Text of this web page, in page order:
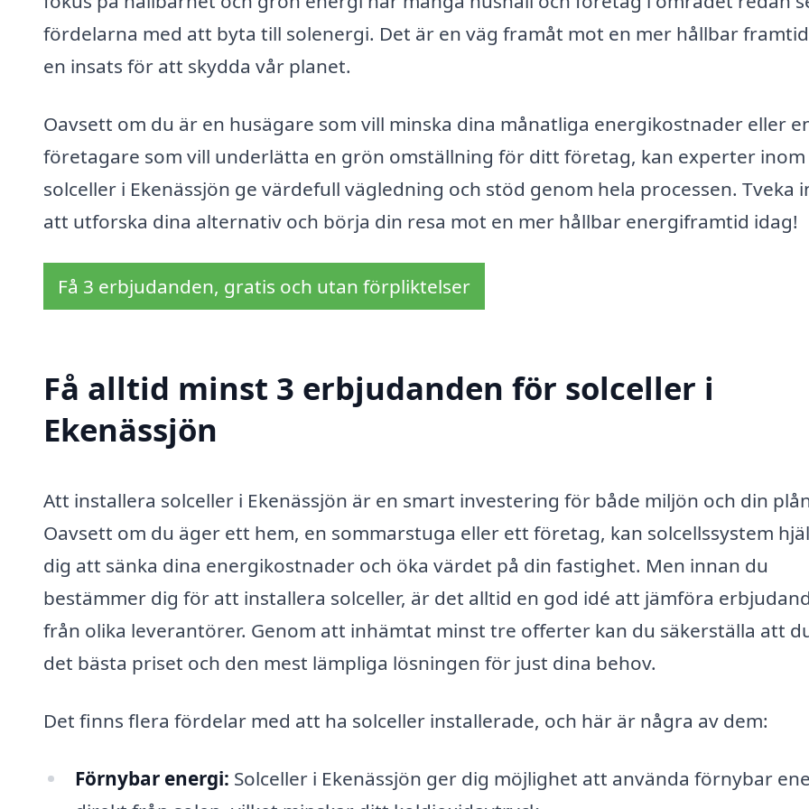
fördelarna med att byta till solenergi. Det är en väg framåt mot en mer hållbar
en insats för att skydda vår planet.
Oavsett om du är en husägare som vill minska dina månatliga energikostnader eller
företagare som vill underlätta en grön omställning för ditt företag, kan experter inom
solceller i Ekenässjön ge värdefull vägledning och stöd genom hela processen. Tveka
att utforska dina alternativ och börja din resa mot en mer hållbar energiframtid idag!
Få 3 erbjudanden, gratis och utan förpliktelser
Få alltid minst 3 erbjudanden för solceller i
Ekenässjön
Att installera solceller i Ekenässjön är en smart investering för både miljön och din
Oavsett om du äger ett hem, en sommarstuga eller ett företag, kan solcellssystem
dig att sänka dina energikostnader och öka värdet på din fastighet. Men innan du
bestämmer dig för att installera solceller, är det alltid en god idé att jämföra
från olika leverantörer. Genom att inhämtat minst tre offerter kan du säkerställa att
det bästa priset och den mest lämpliga lösningen för just dina behov.
Det finns flera fördelar med att ha solceller installerade, och här är några av dem:
Förnybar energi: Solceller i Ekenässjön ger dig möjlighet att använda förnybar